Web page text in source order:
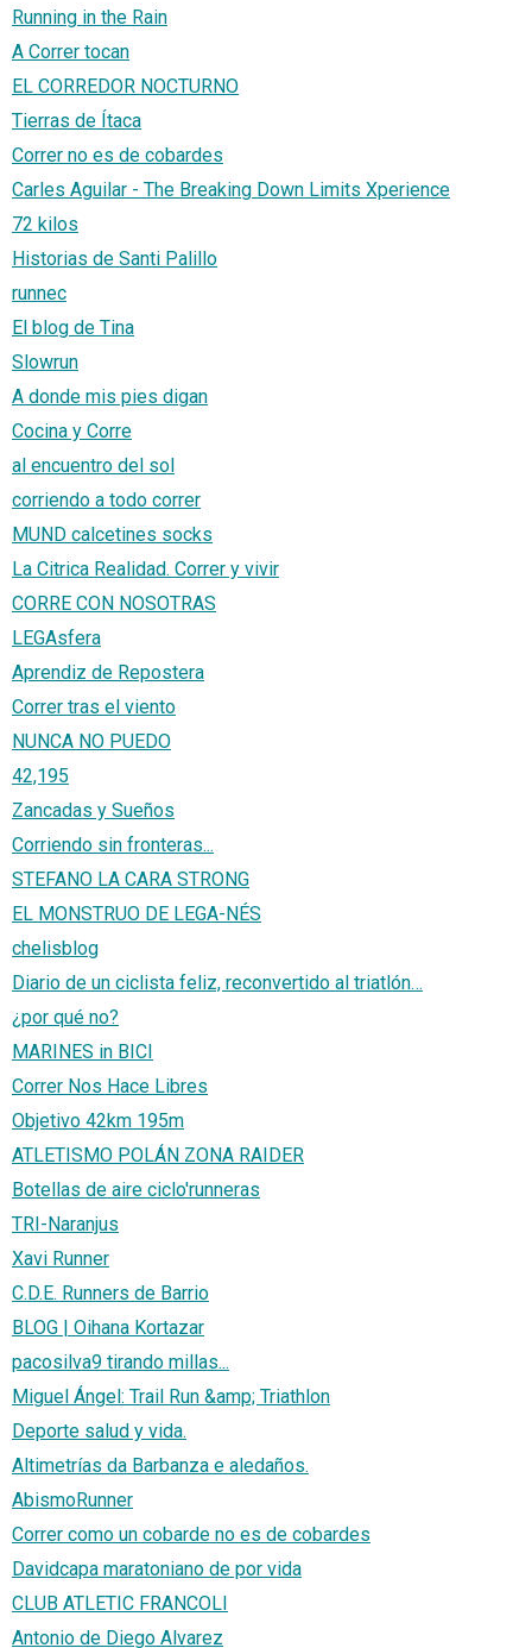
Running in the Rain
A Correr tocan
EL CORREDOR NOCTURNO
Tierras de Ítaca
Correr no es de cobardes
Carles Aguilar - The Breaking Down Limits Xperience
72 kilos
Historias de Santi Palillo
runnec
El blog de Tina
Slowrun
A donde mis pies digan
Cocina y Corre
al encuentro del sol
corriendo a todo correr
MUND calcetines socks
La Citrica Realidad. Correr y vivir
CORRE CON NOSOTRAS
LEGAsfera
Aprendiz de Repostera
Correr tras el viento
NUNCA NO PUEDO
42,195
Zancadas y Sueños
Corriendo sin fronteras...
STEFANO LA CARA STRONG
EL MONSTRUO DE LEGA-NÉS
chelisblog
Diario de un ciclista feliz, reconvertido al triatlón…
¿por qué no?
MARINES in BICI
Correr Nos Hace Libres
Objetivo 42km 195m
ATLETISMO POLÁN ZONA RAIDER
Botellas de aire ciclo'runneras
TRI-Naranjus
Xavi Runner
C.D.E. Runners de Barrio
BLOG | Oihana Kortazar
pacosilva9 tirando millas...
Miguel Ángel: Trail Run &amp; Triathlon
Deporte salud y vida.
Altimetrías da Barbanza e aledaños.
AbismoRunner
Correr como un cobarde no es de cobardes
Davidcapa maratoniano de por vida
CLUB ATLETIC FRANCOLI
Antonio de Diego Alvarez